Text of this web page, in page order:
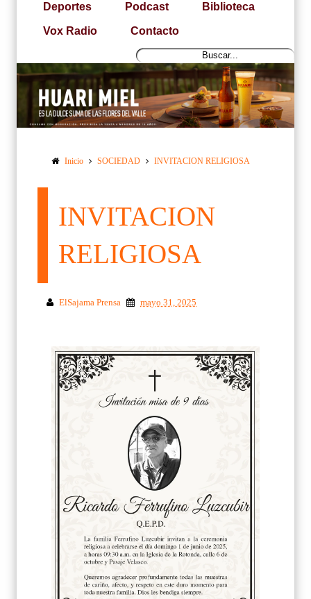
Deportes Podcast Biblioteca
Vox Radio Contacto
Inicio SOCIEDAD INVITACION RELIGIOSA
INVITACION
RELIGIOSA
ElSajama Prensa mayo 31, 2025